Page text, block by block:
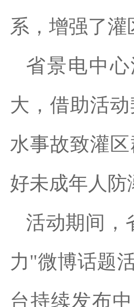
系，增强了
省景电中
大，借助活
水事故致灌
好未成年人
活动期间
力"微博话题
台持续发布